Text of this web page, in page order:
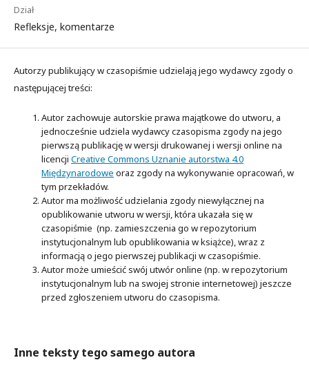
Dział
Refleksje, komentarze
Autorzy publikujący w czasopiśmie udzielają jego wydawcy zgody o
następującej treści:
Autor zachowuje autorskie prawa majątkowe do utworu, a
jednocześnie udziela wydawcy czasopisma zgody na jego
pierwszą publikację w wersji drukowanej i wersji online na
licencji Creative Commons Uznanie autorstwa 4.0
Międzynarodowe oraz zgody na wykonywanie opracowań, w
tym przekładów.
Autor ma możliwość udzielania zgody niewyłącznej na
opublikowanie utworu w wersji, która ukazała się w
czasopiśmie (np. zamieszczenia go w repozytorium
instytucjonalnym lub opublikowania w książce), wraz z
informacją o jego pierwszej publikacji w czasopiśmie.
Autor może umieścić swój utwór online (np. w repozytorium
instytucjonalnym lub na swojej stronie internetowej) jeszcze
przed zgłoszeniem utworu do czasopisma.
Inne teksty tego samego autora